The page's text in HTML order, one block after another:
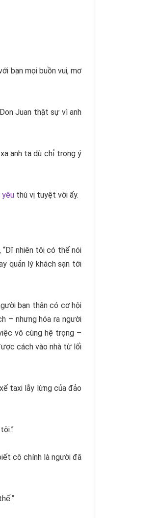
bạn mọi buồn vui, mơ
Juan thật sự vì anh
anh ta dù chỉ trong ý
yêu thú vị tuyệt vời ấy.
“Dĩ nhiên tôi có thể nói
quản lý khách sạn tới
bạn thân có cơ hội
– nhưng hóa ra người
vô cùng hệ trọng –
cách vào nhà từ lối
taxi lẫy lừng của đảo
cô chính là người đã